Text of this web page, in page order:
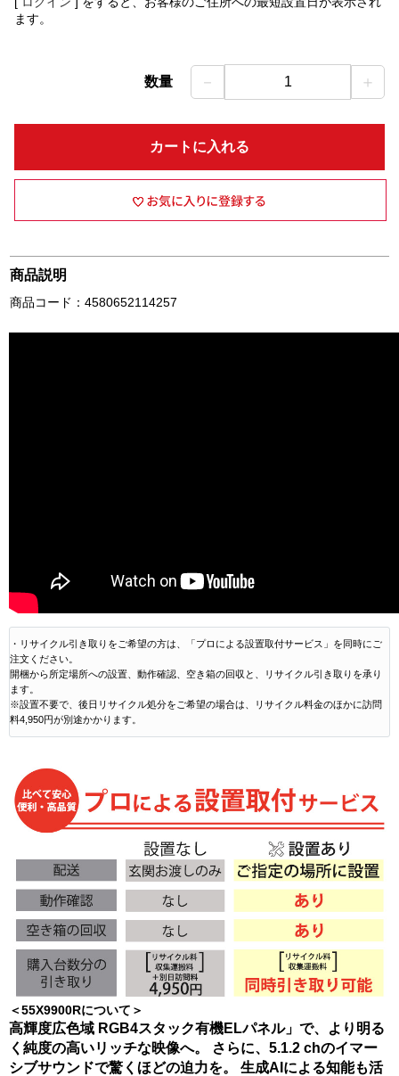
ます。
数量 － 1 ＋
カートに入れる
商品説明
商品コード：4580652114257
・リサイクル引き取りをご希望の方は、「プロによる設置取付サービス」を同時にご
注文ください。
開梱から所定場所への設置、動作確認、空き箱の回収と、リサイクル引き取りを承り
ます。
※設置不要で、後日リサイクル処分をご希望の場合は、リサイクル料金のほかに訪問
料4,950円が別途かかります。
＜55X9900Rについて＞
高輝度広色域 RGB4スタック有機ELパネル」で、より明る
く純度の高いリッチな映像へ。 さらに、5.1.2 chのイマー
シブサウンドで驚くほどの迫力を。 生成AIによる知能も活